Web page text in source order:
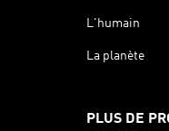
L'humain
La planète
PLUS DE